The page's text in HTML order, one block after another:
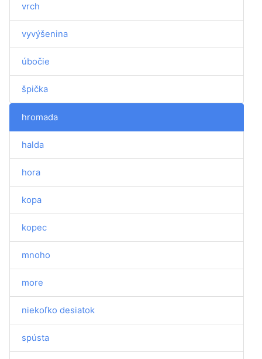
vrch
vyvýšenina
úbočie
špička
hromada
halda
hora
kopa
kopec
mnoho
more
niekoľko desiatok
spústa